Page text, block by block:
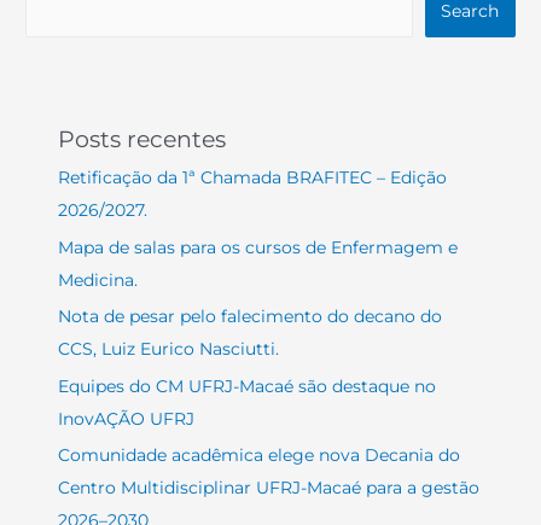
Search
Posts recentes
Retificação da 1ª Chamada BRAFITEC – Edição
2026/2027.
Mapa de salas para os cursos de Enfermagem e
Medicina.
Nota de pesar pelo falecimento do decano do
CCS, Luiz Eurico Nasciutti.
Equipes do CM UFRJ-Macaé são destaque no
InovAÇÃO UFRJ
Comunidade acadêmica elege nova Decania do
Centro Multidisciplinar UFRJ-Macaé para a gestão
2026–2030